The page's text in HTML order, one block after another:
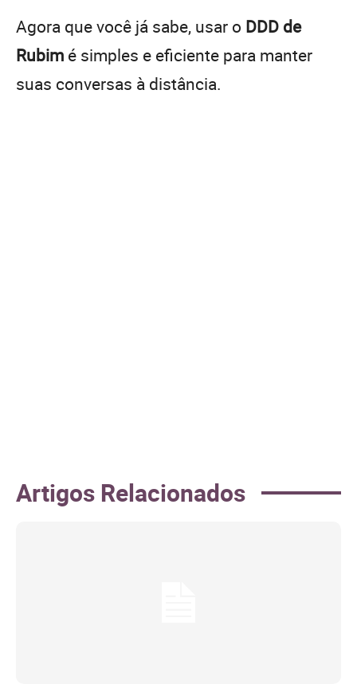
Agora que você já sabe, usar o DDD de
Rubim é simples e eficiente para manter
suas conversas à distância.
Artigos Relacionados